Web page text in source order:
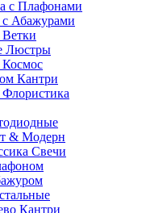
с Плафонами
Абажурами
Люстры
Кантри
& Модерн
Свечи
Кантри